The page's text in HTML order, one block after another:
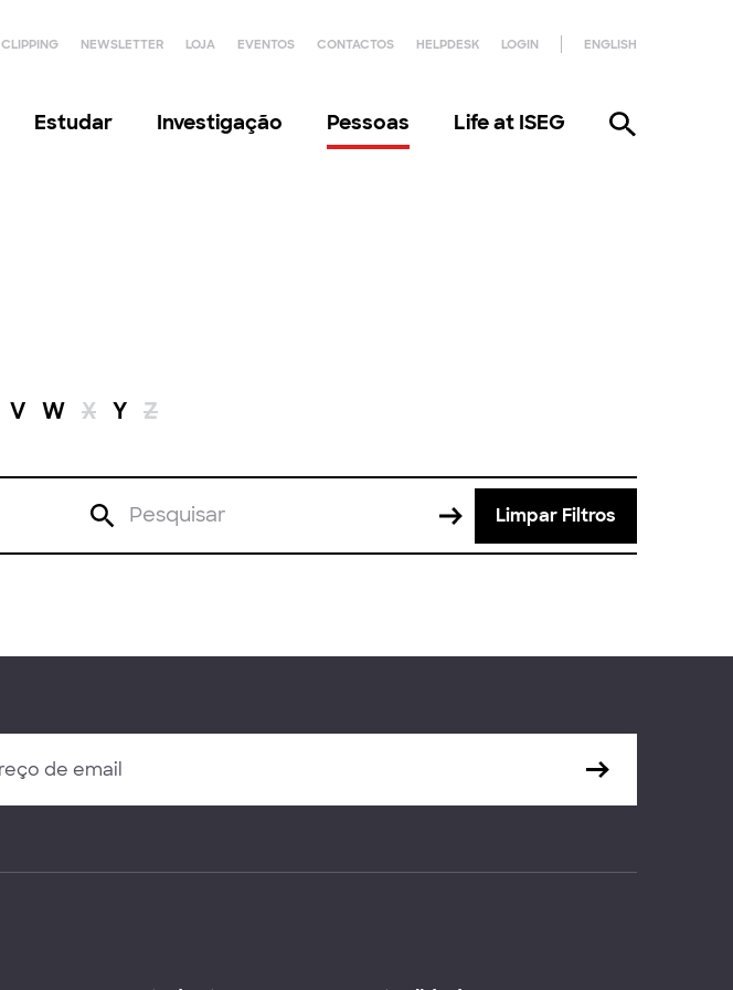
CLIPPING NEWSLETTER LOJA EVENTOS CONTACTOS HELPDESK LOGIN ENGLISH
Estudar Investigação Pessoas Life at ISEG
V W X Y Z
Limpar Filtros